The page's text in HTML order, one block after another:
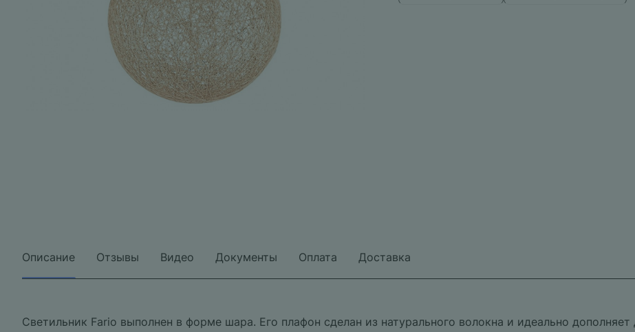
Описание Отзывы Видео Документы Оплата Доставка
Светильник Fario выполнен в форме шара. Его плафон сделан из натурального волокна и идеально дополняет